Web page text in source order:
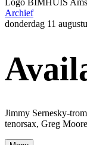
Logo BIMHUIS
Archief
donderdag 11
Jimmy Sernesky-
tenorsax, Greg